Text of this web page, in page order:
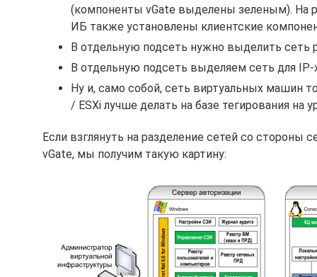
(компоненты vGate выделены зеленым). На
ИБ также установлены клиентские
В отдельную подсеть нужно выделить сеть
В отдельную подсеть выделяем сеть для IP-
Ну и, само собой, сеть виртуальных машин
/ ESXi лучше делать на базе тегирования на
Если взглянуть на разделение сетей со стороны
vGate, мы получим такую картину: